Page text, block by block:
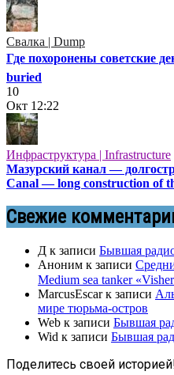
Свалка | Dump
Где похоронены советские
buried
10
Окт 12:22
Инфраструктура | Infrastructure
Мазурский канал —
Canal — long construction of
Свежие
Д к записи Бывшая
Аноним к записи
Medium sea tanker
MarcusEscarк записи
мире тюрьма-остров
Web к записи Бывшая
Wid к записи Бывшая
Поделитесь своей